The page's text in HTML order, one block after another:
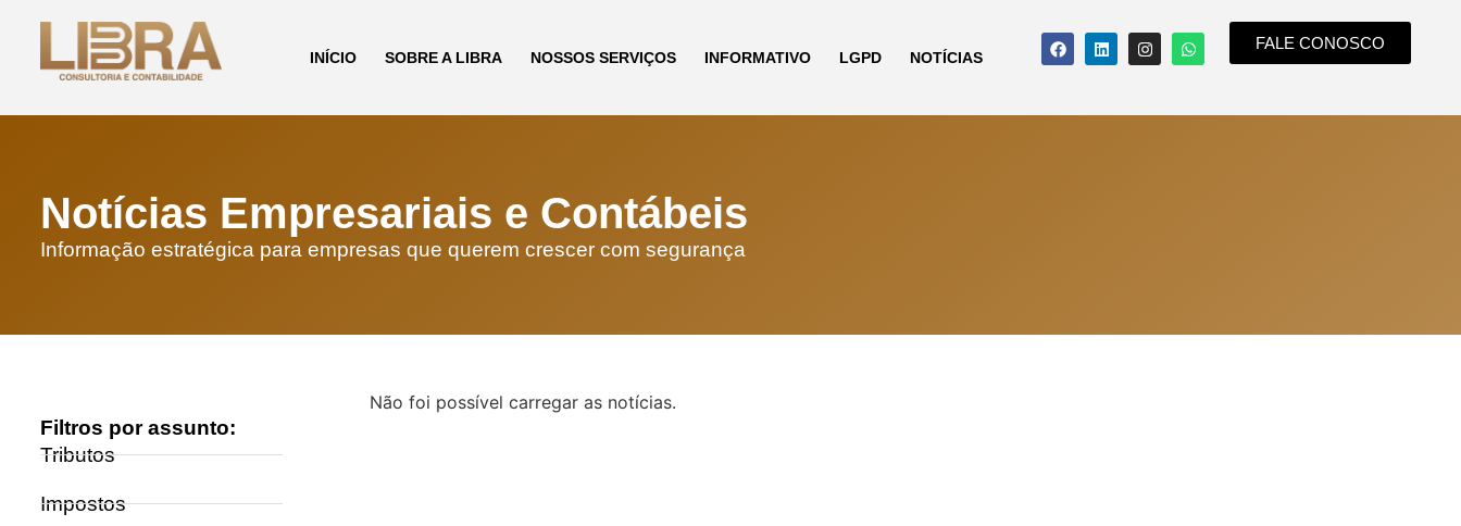
INÍCIO SOBRE A LIBRA NOSSOS SERVIÇOS INFORMATIVO LGPD NOTÍCIAS
FALE CONOSCO
Notícias Empresariais e Contábeis
Informação estratégica para empresas que querem crescer com segurança
Filtros por assunto:
Tributos
Impostos
Não foi possível carregar as notícias.